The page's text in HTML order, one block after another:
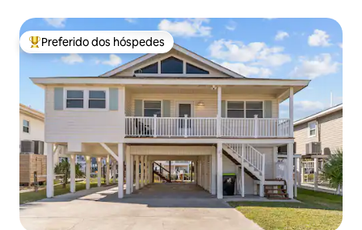
Entre os melhores preferidos dos hóspedes
Preferido dos hóspedes